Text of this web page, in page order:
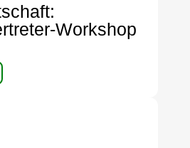
Workshop